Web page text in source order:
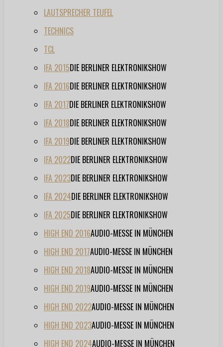
LAUTSPRECHER TEUFEL
TECHNICS
TCL
IFA 2015DIE BERLINER ELEKTRONIKSHOW
IFA 2016DIE BERLINER ELEKTRONIKSHOW
IFA 2017DIE BERLINER ELEKTRONIKSHOW
IFA 2018DIE BERLINER ELEKTRONIKSHOW
IFA 2019DIE BERLINER ELEKTRONIKSHOW
IFA 2022DIE BERLINER ELEKTRONIKSHOW
IFA 2023DIE BERLINER ELEKTRONIKSHOW
IFA 2024DIE BERLINER ELEKTRONIKSHOW
IFA 2025DIE BERLINER ELEKTRONIKSHOW
HIGH END 2016AUDIO-MESSE IN MÜNCHEN
HIGH END 2017AUDIO-MESSE IN MÜNCHEN
HIGH END 2018AUDIO-MESSE IN MÜNCHEN
HIGH END 2019AUDIO-MESSE IN MÜNCHEN
HIGH END 2022AUDIO-MESSE IN MÜNCHEN
HIGH END 2023AUDIO-MESSE IN MÜNCHEN
HIGH END 2024AUDIO-MESSE IN MÜNCHEN